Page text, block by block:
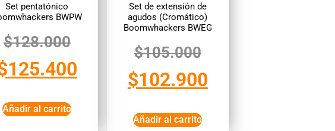
Set pentatónico
BWPW
$128.000
125.400
Añadir al carrito
Set de extensión de
agudos (Cromático)
Boomwhackers BWEG
$105.000
$102.900
Añadir al carrito